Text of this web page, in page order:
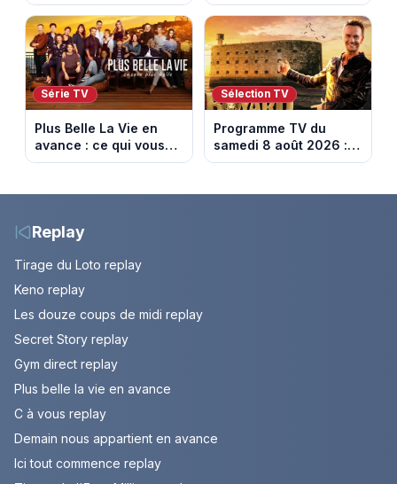
ce qui vous attend la
semaine du 10 au 14
août 2026 (spoiler)
attend la semaine du
10 au 14 août 2026
(spoiler)
Série TV
Plus Belle La Vie en
avance : ce qui vous
attend la semaine du
(spoiler)
Sélection TV
Programme TV du
samedi 8 août 2026 :
notre sélection pour
Replay
Tirage du Loto replay
Keno replay
Les douze coups de midi replay
Secret Story replay
Gym direct replay
Plus belle la vie en avance
C à vous replay
Demain nous appartient en avance
Ici tout commence replay